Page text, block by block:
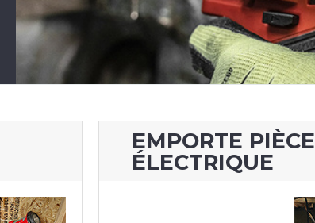
EMPORTE PIÈCE
ÉLECTRIQUE